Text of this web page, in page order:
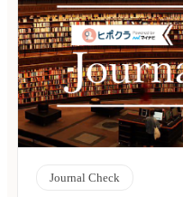
Journal Check